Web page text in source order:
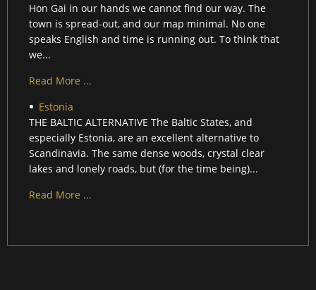
Hon Gai in our hands we cannot find our way. The
town is spread-out, and our map minimal. No one
speaks English and time is running out. To think that
we...
Read More ...
Estonia
THE BALTIC ALTERNATIVE The Baltic States, and
especially Estonia, are an excellent alternative to
Scandinavia. The same dense woods, crystal clear
lakes and lonely roads, but (for the time being)...
Read More ...